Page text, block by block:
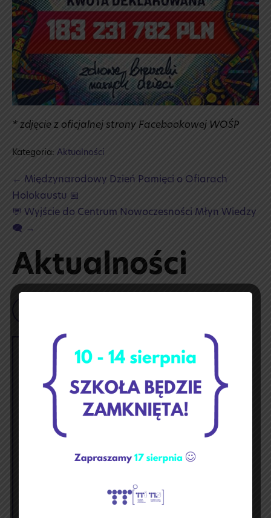
Aktualności
styczeń 2026
w ś c p s
n
1
2 3
7 8 9 10
13
25
28
« gru lut »
* zdjęcie z oficjalnej strony Facebookowej WOŚP
Kategoria: Aktualności
Post
Navigation
← Międzynarodowy Dzień Pamięci o Ofiarach
Holokaustu 📅
💬 Wyjście do Centrum Nowoczesności Młyn Wiedzy
🗨️ →